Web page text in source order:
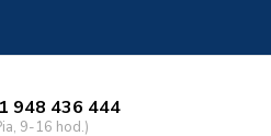
948 436 444
9-16 hod.)